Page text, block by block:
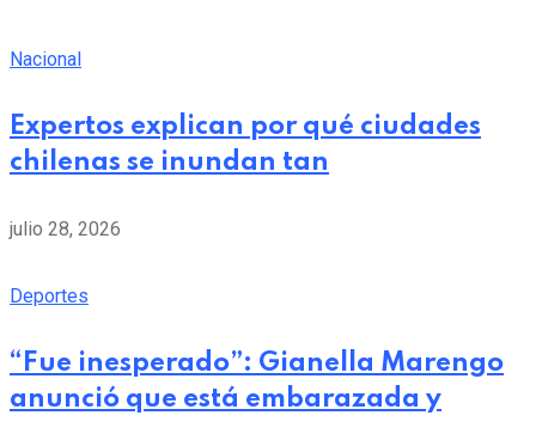
Nacional
Expertos explican por qué ciudades
chilenas se inundan tan
julio 28, 2026
Deportes
“Fue inesperado”: Gianella Marengo
anunció que está embarazada y